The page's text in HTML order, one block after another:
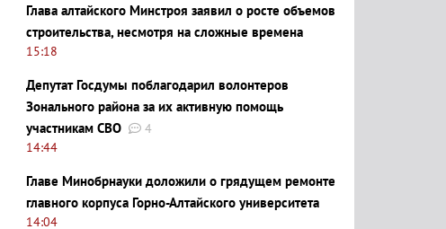
Глава алтайского Минстроя заявил о росте объемов
строительства, несмотря на сложные времена
15:18
Депутат Госдумы поблагодарил волонтеров
Зонального района за их активную помощь
участникам СВО
4
14:44
Главе Минобрнауки доложили о грядущем ремонте
главного корпуса Горно-Алтайского университета
14:04